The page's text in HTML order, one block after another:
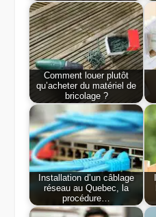
Comment louer plutôt
qu’acheter du matériel de
bricolage ?
Installation d’un câblage
réseau au Quebec, la
procédure…